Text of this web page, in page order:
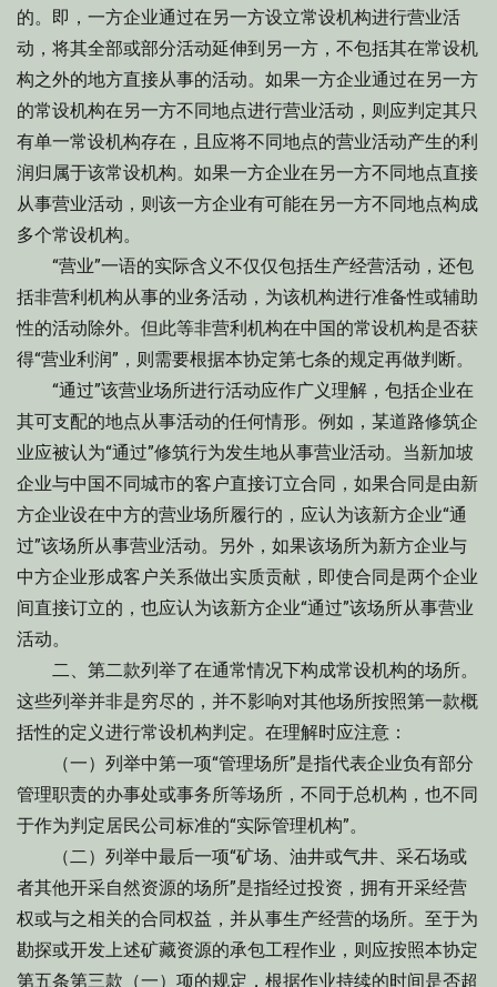
的。即，一方企业通过在另一方设立常设机构进行营业活
动，将其全部或部分活动延伸到另一方，不包括其在常设机
构之外的地方直接从事的活动。如果一方企业通过在另一方
的常设机构在另一方不同地点进行营业活动，则应判定其只
有单一常设机构存在，且应将不同地点的营业活动产生的利
润归属于该常设机构。如果一方企业在另一方不同地点直接
从事营业活动，则该一方企业有可能在另一方不同地点构成
多个常设机构。
“营业”一语的实际含义不仅仅包括生产经营活动，还包
括非营利机构从事的业务活动，为该机构进行准备性或辅助
性的活动除外。但此等非营利机构在中国的常设机构是否获
得“营业利润”，则需要根据本协定第七条的规定再做判断。
“通过”该营业场所进行活动应作广义理解，包括企业在
其可支配的地点从事活动的任何情形。例如，某道路修筑企
业应被认为“通过”修筑行为发生地从事营业活动。当新加坡
企业与中国不同城市的客户直接订立合同，如果合同是由新
方企业设在中方的营业场所履行的，应认为该新方企业“通
过”该场所从事营业活动。另外，如果该场所为新方企业与
中方企业形成客户关系做出实质贡献，即使合同是两个企业
间直接订立的，也应认为该新方企业“通过”该场所从事营业
活动。
二、第二款列举了在通常情况下构成常设机构的场所。
这些列举并非是穷尽的，并不影响对其他场所按照第一款概
括性的定义进行常设机构判定。在理解时应注意：
（一）列举中第一项“管理场所”是指代表企业负有部分
管理职责的办事处或事务所等场所，不同于总机构，也不同
于作为判定居民公司标准的“实际管理机构”。
（二）列举中最后一项“矿场、油井或气井、采石场或
者其他开采自然资源的场所”是指经过投资，拥有开采经营
权或与之相关的合同权益，并从事生产经营的场所。至于为
勘探或开发上述矿藏资源的承包工程作业，则应按照本协定
第五条第三款（一）项的规定，根据作业持续的时间是否超